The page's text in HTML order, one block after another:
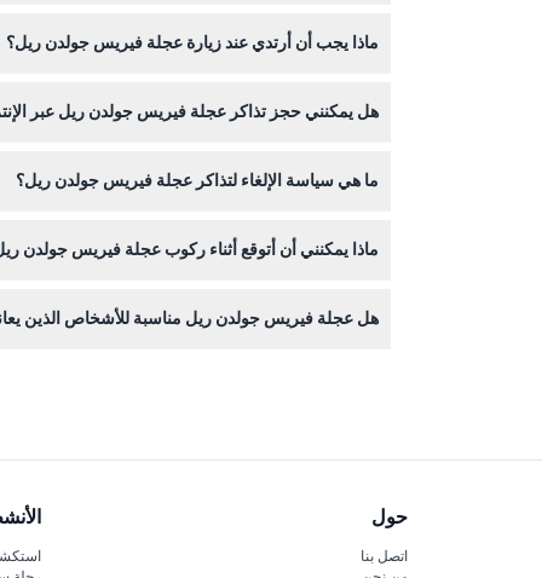
لهم بالركوب دون مرافقة.
ماذا يجب أن أرتدي عند زيارة عجلة فيريس جولدن ريل؟
هل يمكنني حجز تذاكر عجلة فيريس جولدن ريل عبر
ما هي سياسة الإلغاء لتذاكر عجلة فيريس جولدن ريل؟
ماذا يمكنني أن أتوقع أثناء ركوب عجلة فيريس جولدن
لالتقاط صور رائعة.
هل عجلة فيريس جولدن ريل مناسبة للأشخاص الذين
حول
اتصل بنا